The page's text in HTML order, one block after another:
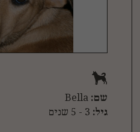
שם: Bella
גיל: 3 - 5 שנים